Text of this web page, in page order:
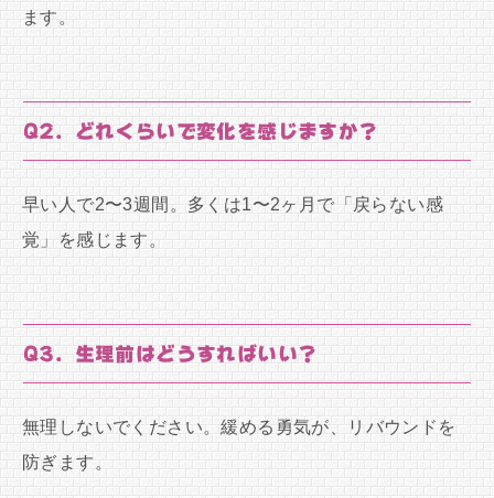
ます。
Q2. どれくらいで変化を感じますか？
早い人で2〜3週間。多くは1〜2ヶ月で「戻らない感
覚」を感じます。
Q3. 生理前はどうすればいい？
無理しないでください。緩める勇気が、リバウンドを
防ぎます。